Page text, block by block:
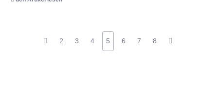
2 3 4 5 6 7 8